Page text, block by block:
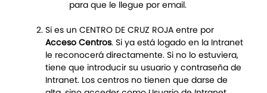
para que le llegue por email.
Si es un CENTRO DE CRUZ ROJA entre por
Acceso Centros. Si ya está logado en la Intranet
le reconocerá directamente. Si no lo estuviera,
tiene que introducir su usuario y contraseña de
Intranet. Los centros no tienen que darse de